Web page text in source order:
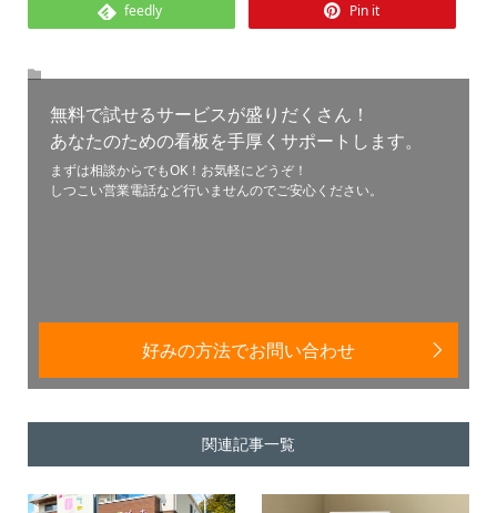
feedly Pin it
無料で試せるサービスが盛りだくさん！
あなたのための看板を手厚くサポートします。
まずは相談からでもOK！お気軽にどうぞ！
しつこい営業電話など行いませんのでご安心ください。
好みの方法でお問い合わせ
関連記事一覧